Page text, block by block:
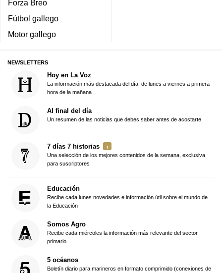
Forza Breo
Fútbol gallego
Motor gallego
NEWSLETTERS
Hoy en La Voz
La información más destacada del día, de lunes a viernes a primera
hora de la mañana
Al final del día
Un resumen de las noticias que debes saber antes de acostarte
7 días 7 historias
Una selección de los mejores contenidos de la semana, exclusiva
para suscriptores
Educación
Recibe cada lunes novedades e información útil sobre el mundo de
la Educación
Somos Agro
Recibe cada miércoles la información más relevante del sector
primario
5 océanos
Boletín diario para marineros en formato comprimido (conexiones de